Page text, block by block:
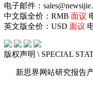
电子邮件：
中文版全价：RMB 面议
英文版全价：USD 面议
版权声明 \ SPECIAL
新思界网站研究报告